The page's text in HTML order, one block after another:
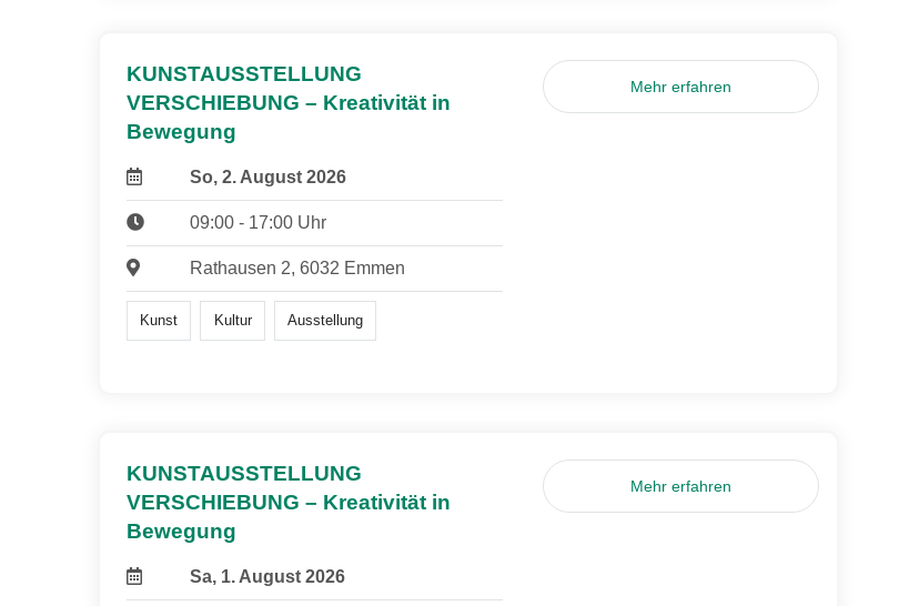
KUNSTAUSSTELLUNG
VERSCHIEBUNG – Kreativität in
Bewegung
So, 2. August 2026
09:00 - 17:00 Uhr
Rathausen 2, 6032 Emmen
Kunst Kultur Ausstellung
Mehr erfahren
KUNSTAUSSTELLUNG
VERSCHIEBUNG – Kreativität in
Bewegung
Sa, 1. August 2026
Mehr erfahren